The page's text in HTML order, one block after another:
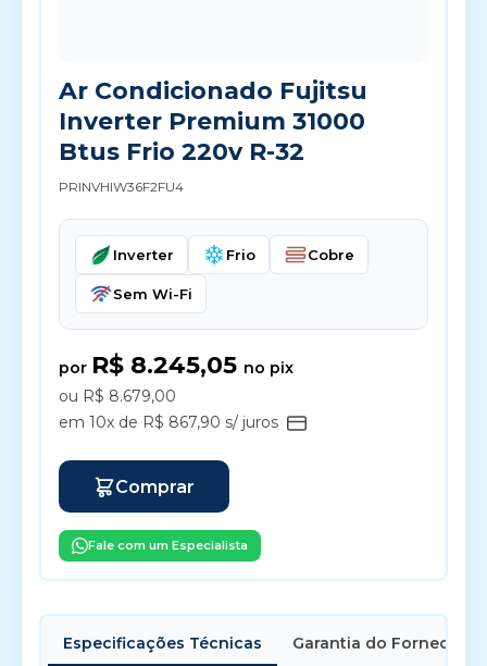
Ar Condicionado Fujitsu
Inverter Premium 31000
Btus Frio 220v R-32
PRINVHIW36F2FU4
Inverter Frio Cobre
Sem Wi-Fi
por R$ 8.245,05 no pix
ou R$ 8.679,00
em 10x de R$ 867,90 s/ juros
Comprar
Fale com um Especialista
Especificações Técnicas Garantia do Fornecedor